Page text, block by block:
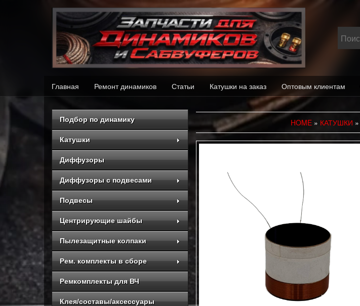
Главная Ремонт динамиков Статьи Катушки на заказ Оптовым клиентам
Подбор по динамику
Катушки
Диффузоры
Диффузоры с подвесами
Подвесы
Центрирующие шайбы
Пылезащитные колпаки
Рем. комплекты в сборе
Ремкомплекты для ВЧ
Клея/составы/аксессуары
HOME » КАТУШКИ »